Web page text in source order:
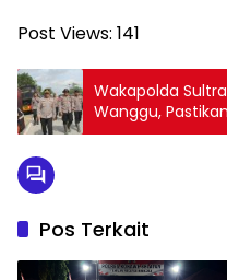
Post Views: 141
Wakapolda
Wanggu,
Kebutuhan
Pos Terkait